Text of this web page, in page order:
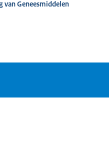
van Geneesmiddelen